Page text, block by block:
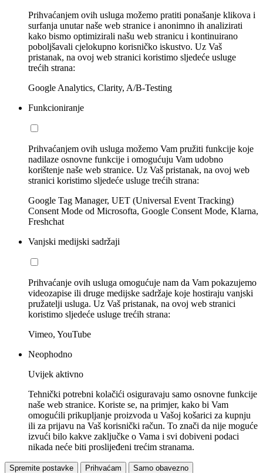
Prihvaćanjem ovih usluga možemo pratiti ponašanje klikova i
surfanja unutar naše web stranice i anonimno ih analizirati
kako bismo optimizirali našu web stranicu i kontinuirano
poboljšavali cjelokupno korisničko iskustvo. Uz Vaš
pristanak, na ovoj web stranici koristimo sljedeće usluge
trećih strana:
Google Analytics, Clarity, A/B-Testing
Funkcioniranje
Prihvaćanjem ovih usluga možemo Vam pružiti funkcije koje
nadilaze osnovne funkcije i omogućuju Vam udobno
korištenje naše web stranice. Uz Vaš pristanak, na ovoj web
stranici koristimo sljedeće usluge trećih strana:
Google Tag Manager, UET (Universal Event Tracking)
Consent Mode od Microsofta, Google Consent Mode, Klarna,
Freshchat
Vanjski medijski sadržaji
Prihvaćanje ovih usluga omogućuje nam da Vam pokazujemo
videozapise ili druge medijske sadržaje koje hostiraju vanjski
pružatelji usluga. Uz Vaš pristanak, na ovoj web stranici
koristimo sljedeće usluge trećih strana:
Vimeo, YouTube
Neophodno
Uvijek aktivno
Tehnički potrebni kolačići osiguravaju samo osnovne funkcije
naše web stranice. Koriste se, na primjer, kako bi Vam
omogućili prikupljanje proizvoda u Vašoj košarici za kupnju
ili za prijavu na Vaš korisnički račun. To znači da nije moguće
izvući bilo kakve zaključke o Vama i svi dobiveni podaci
nikada neće biti proslijeđeni trećim stranama.
Spremite postavke Prihvaćam Samo obavezno